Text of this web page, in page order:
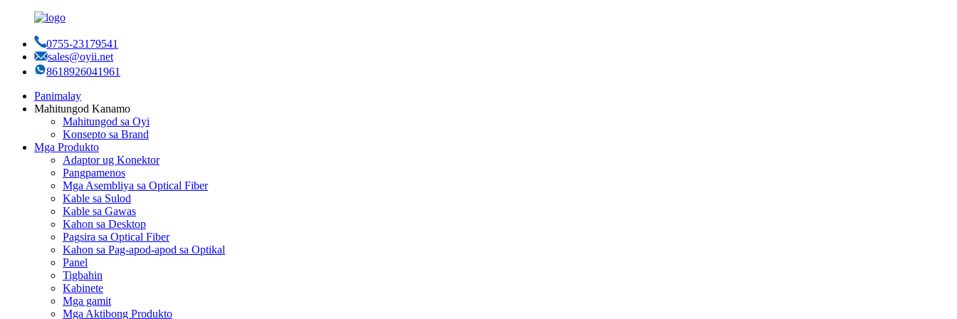
0755-23179541
sales@oyii.net
8618926041961
Panimalay
Mahitungod Kanamo
Mahitungod sa Oyi
Konsepto sa Brand
Mga Produkto
Adaptor ug Konektor
Pangpamenos
Mga Asembliya sa Optical Fiber
Kable sa Sulod
Kable sa Gawas
Kahon sa Desktop
Pagsira sa Optical Fiber
Kahon sa Pag-apod-apod sa Optikal
Panel
Tigbahin
Kabinete
Mga gamit
Mga Aktibong Produkto